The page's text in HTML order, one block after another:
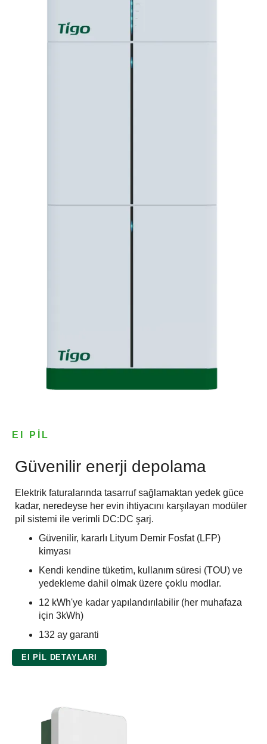
EI PIL
Güvenilir enerji depolama
Elektrik faturalarında tasarruf sağlamaktan yedek güce
kadar, neredeyse her evin ihtiyacını karşılayan modüler
pil sistemi ile verimli DC:DC şarj.
Güvenilir, kararlı Lityum Demir Fosfat (LFP)
kimyası
Kendi kendine tüketim, kullanım süresi (TOU) ve
yedekleme dahil olmak üzere çoklu modlar.
12 kWh'ye kadar yapılandırılabilir (her muhafaza
için 3kWh)
132 ay garanti
EI PIL DETAYLARI